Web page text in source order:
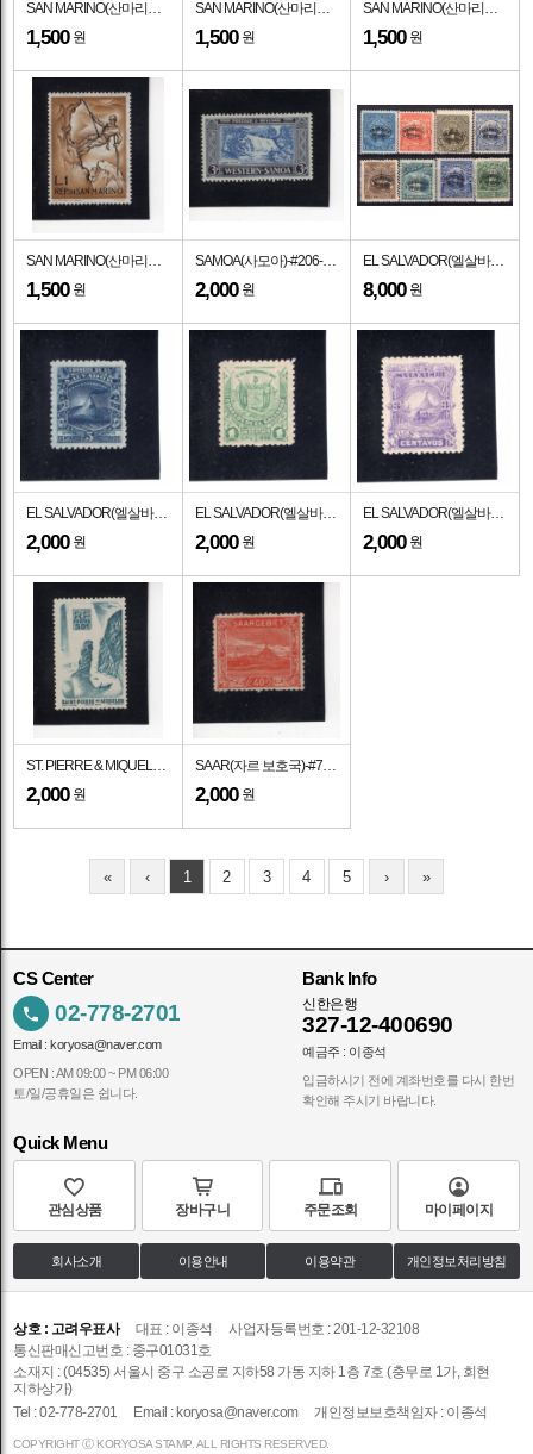
SAN MARINO(산마리노)-#522-4 I-THREE PEAKS OF LAVAREDO(라바레도의 세 봉우리)-1962.6.14일
1,500 원
SAN MARINO(산마리노)-#521-3 I-MT. TITANO(타이탄 산)-1962.6.14일
1,500 원
SAN MARINO(산마리노)-#520-2 I-VIEW OF SASSOLUNGO(사솔룽고 전경)-1962.6.14일
1,500 원
SAN MARINO(산마리노)-#519-1 I-MOUNTAINEER DESCENDING(암석산에서 내려오는 등산가)-1962.6.14일
1,500 원
SAMOA(사모아)-#206-3p-ALEISA FALLS(알레이사 폭포)-1952.3.10일
2,000 원
EL SALVADOR(엘살바도르)-#O1~8(8종)-
8,000 원
EL SALVADOR(엘살바도르)-#149-5c-MT. SAN MIGUEL(산 미겔 산)-1896년
2,000 원
EL SALVADOR(엘살바도르)-#146-1c-COAT OF ARMS(엘살바도르의 문장)-1896년
2,000 원
EL SALVADOR(엘살바도르)-#49-3c-VOLCANO(화산)-1889년
2,000 원
ST. PIERRE & MIQUELON(생 피에르 미클롱)-#327-50c-SOLDIER'S BAY(솔저스 베이)-1947.10.6일
2,000 원
SAAR(자르 보호국)-#73-40pf-SLAG PILE AT VOLKLINGEN(폴클링겐의 슬래그 더미)-1921년
2,000 원
« ‹ 1 2 3 4 5 › »
CS Center
02-778-2701
Email :koryosa@naver.com
OPEN : AM 09:00 ~ PM 06:00
토/일/공휴일은 쉽니다.
Bank Info
신한은행
327-12-400690
예금주 : 이종석
입금하시기 전에 계좌번호를 다시 한번
확인해 주시기 바랍니다.
Quick Menu
관심상품 장바구니 주문조회 마이페이지
회사소개 이용안내 이용약관 개인정보처리방침
상호 : 고려우표사 대표 : 이종석
사업자등록번호 : 201-12-32108
통신판매신고번호 : 중구01031호
소재지 : (04535) 서울시 중구 소공로 지하58 가동 지하 1층 7호 (충무로 1가, 회현
지하상가)
Tel : 02-778-2701
Email : koryosa@naver.com 개인정보보호책임자 : 이종석
COPYRIGHT Ⓒ KORYOSA STAMP. ALL RIGHTS RESERVED.